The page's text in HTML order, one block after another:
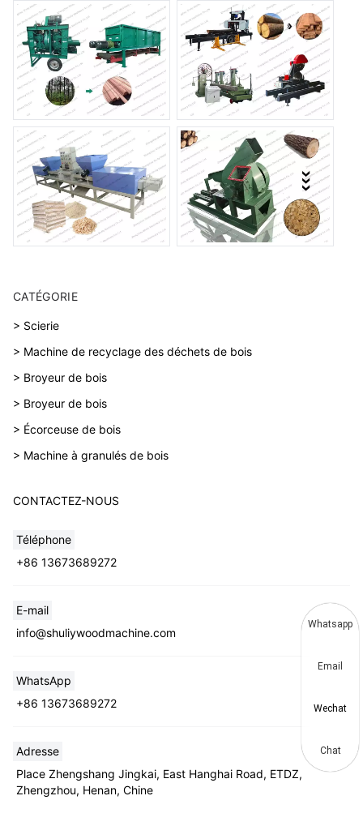
CATÉGORIE
> Scierie
> Machine de recyclage des déchets de bois
> Broyeur de bois
> Broyeur de bois
> Écorceuse de bois
> Machine à granulés de bois
CONTACTEZ-NOUS
Téléphone
+86 13673689272
E-mail
info@shuliywoodmachine.com
WhatsApp
+86 13673689272
Adresse
Place Zhengshang Jingkai, East Hanghai Road, ETDZ,
Zhengzhou, Henan, Chine
Whatsapp
Email
Wechat
Chat